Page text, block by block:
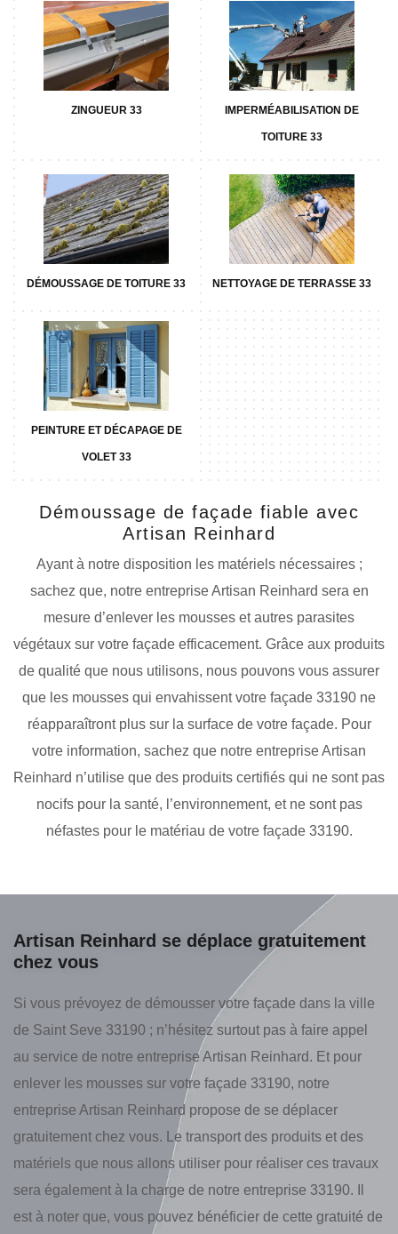
ZINGUEUR 33 IMPERMÉABILISATION DE
TOITURE 33
DÉMOUSSAGE DE TOITURE 33 NETTOYAGE DE TERRASSE 33
PEINTURE ET DÉCAPAGE DE
VOLET 33
Démoussage de façade fiable avec
Artisan Reinhard
Ayant à notre disposition les matériels nécessaires ;
sachez que, notre entreprise Artisan Reinhard sera en
mesure d’enlever les mousses et autres parasites
végétaux sur votre façade efficacement. Grâce aux produits
de qualité que nous utilisons, nous pouvons vous assurer
que les mousses qui envahissent votre façade 33190 ne
réapparaîtront plus sur la surface de votre façade. Pour
votre information, sachez que notre entreprise Artisan
Reinhard n’utilise que des produits certifiés qui ne sont pas
nocifs pour la santé, l’environnement, et ne sont pas
néfastes pour le matériau de votre façade 33190.
Artisan Reinhard se déplace gratuitement
chez vous
Si vous prévoyez de démousser votre façade dans la ville
de Saint Seve 33190 ; n’hésitez surtout pas à faire appel
au service de notre entreprise Artisan Reinhard. Et pour
enlever les mousses sur votre façade 33190, notre
entreprise Artisan Reinhard propose de se déplacer
gratuitement chez vous. Le transport des produits et des
matériels que nous allons utiliser pour réaliser ces travaux
sera également à la charge de notre entreprise 33190. Il
est à noter que, vous pouvez bénéficier de cette gratuité de